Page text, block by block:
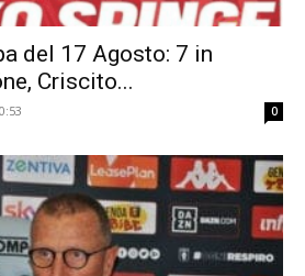
del 17 Agosto: 7 in
Criscito...
0